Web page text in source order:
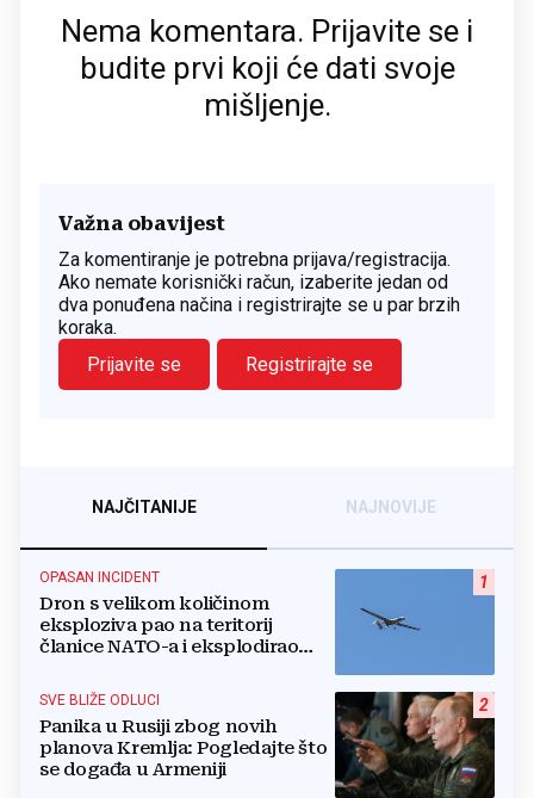
Nema komentara. Prijavite se i
budite prvi koji će dati svoje
mišljenje.
Važna obavijest
Za komentiranje je potrebna prijava/registracija.
Ako nemate korisnički račun, izaberite jedan od
dva ponuđena načina i registrirajte se u par brzih
koraka.
Prijavite se
Registrirajte se
NAJČITANIJE NAJNOVIJE
1
OPASAN INCIDENT
Dron s velikom količinom
eksploziva pao na teritorij
članice NATO-a i eksplodirao
2
SVE BLIŽE ODLUCI
Panika u Rusiji zbog novih
planova Kremlja: Pogledajte što
se događa u Armeniji